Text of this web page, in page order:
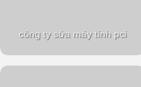
công ty sửa máy tính pci